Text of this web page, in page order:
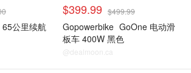
公里续航
$399.99 $499.99
Gopowerbike GoOne 电动滑
板车 400W 黑色
@dealmoon.ca